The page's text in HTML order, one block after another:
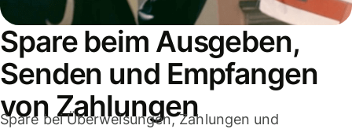
Spare beim Ausgeben,
Senden und Empfangen
von Zahlungen
Spare bei Überweisungen, Zahlungen und